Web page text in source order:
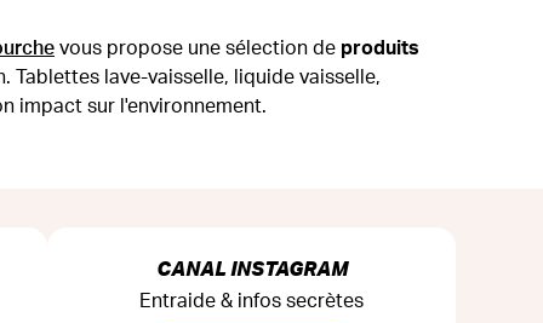
vous propose une sélection de produits
lave-vaisselle, liquide vaisselle,
impact sur l'environnement.
CANAL INSTAGRAM
Entraide & infos secrètes